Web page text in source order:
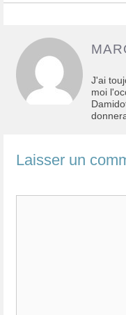
J'ai
moi
Laisser un